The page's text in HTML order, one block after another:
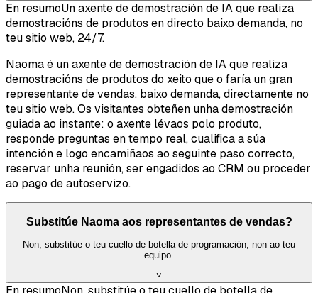
En resumoUn axente de demostración de IA que realiza
demostracións de produtos en directo baixo demanda, no
teu sitio web, 24/7.
Naoma é un axente de demostración de IA que realiza
demostracións de produtos do xeito que o faría un gran
representante de vendas, baixo demanda, directamente no
teu sitio web. Os visitantes obteñen unha demostración
guiada ao instante: o axente lévaos polo produto,
responde preguntas en tempo real, cualifica a súa
intención e logo encamiñaos ao seguinte paso correcto,
reservar unha reunión, ser engadidos ao CRM ou proceder
ao pago de autoservizo.
Substitúe Naoma aos representantes de vendas?
Non, substitúe o teu cuello de botella de programación, non ao teu
equipo.
˅